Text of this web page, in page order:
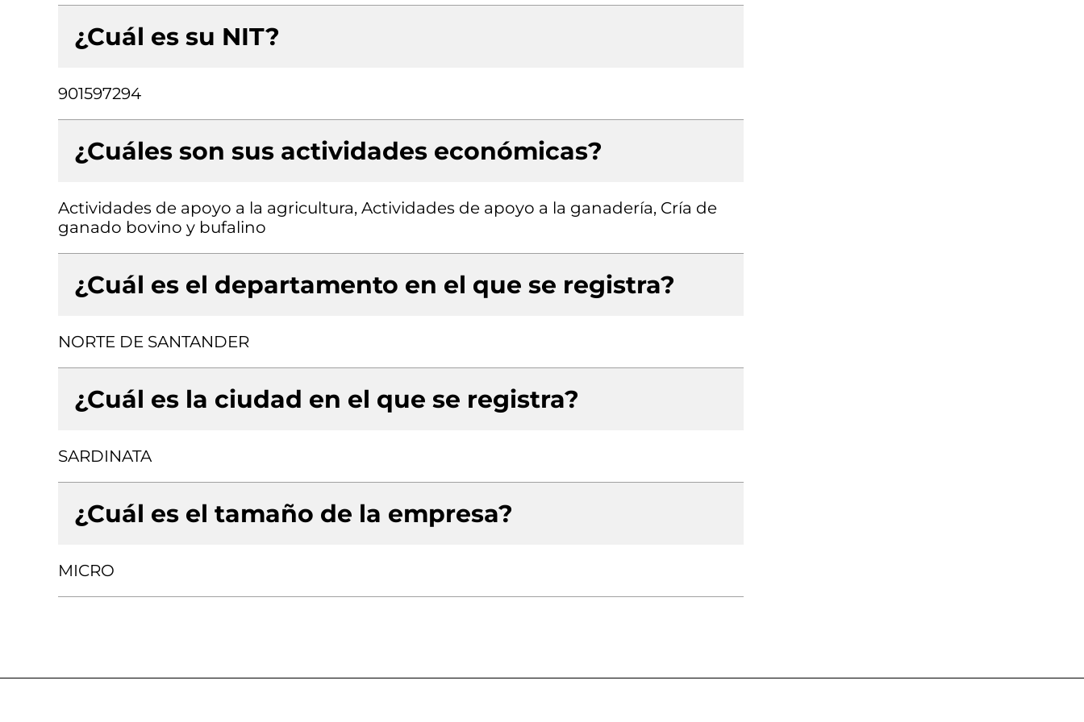
¿Cuál es su NIT?
901597294
¿Cuáles son sus actividades económicas?
Actividades de apoyo a la agricultura, Actividades de apoyo a la ganadería, Cría de
ganado bovino y bufalino
¿Cuál es el departamento en el que se registra?
NORTE DE SANTANDER
¿Cuál es la ciudad en el que se registra?
SARDINATA
¿Cuál es el tamaño de la empresa?
MICRO